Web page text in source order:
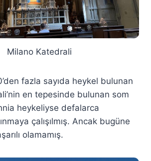
Milano Katedrali
fazla sayıda heykel bulunan
en tepesinde bulunan som
heykeliyse defalarca
çalışılmış. Ancak bugüne
olamamış.